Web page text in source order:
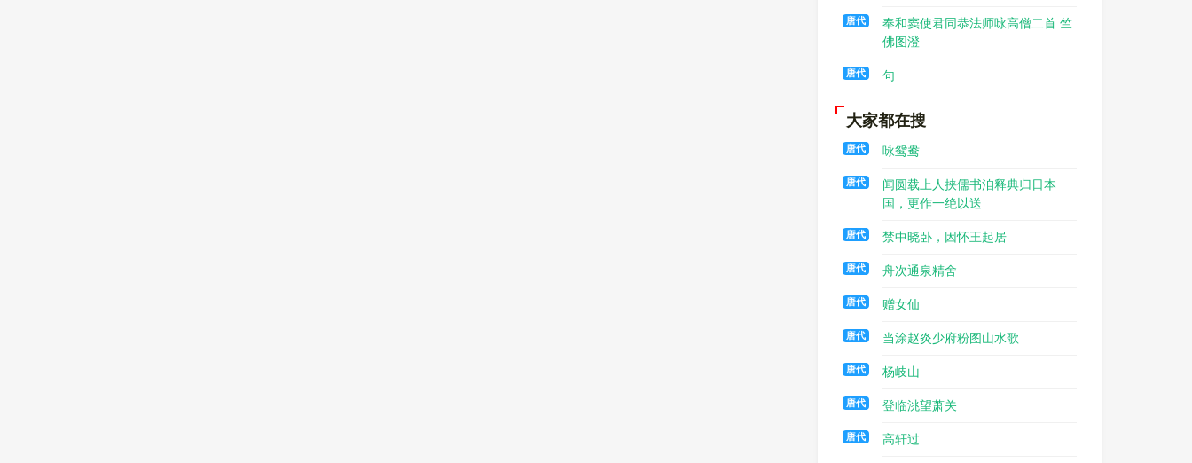
唐代
奉和窦使君同恭法师咏高僧二首 竺
佛图澄
唐代 句
大家都在搜
唐代 咏鸳鸯
唐代
闻圆载上人挟儒书洎释典归日本
国，更作一绝以送
唐代 禁中晓卧，因怀王起居
唐代 舟次通泉精舍
唐代 赠女仙
唐代 当涂赵炎少府粉图山水歌
唐代 杨岐山
唐代 登临洮望萧关
唐代 高轩过